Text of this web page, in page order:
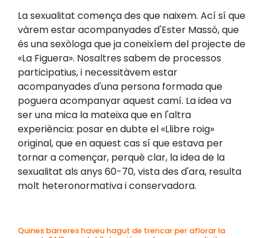
La sexualitat comença des que naixem. Ací sí que
vàrem estar acompanyades d'Ester Massó, que
és una sexòloga que ja coneixíem del projecte de
«La Figuera». Nosaltres sabem de processos
participatius, i necessitàvem estar
acompanyades d'una persona formada que
poguera acompanyar aquest camí. La idea va
ser una mica la mateixa que en l'altra
experiència: posar en dubte el «Llibre roig»
original, que en aquest cas sí que estava per
tornar a començar, perquè clar, la idea de la
sexualitat als anys 60-70, vista des d'ara, resulta
molt heteronormativa i conservadora.
Quines barreres haveu hagut de trencar per aflorar la